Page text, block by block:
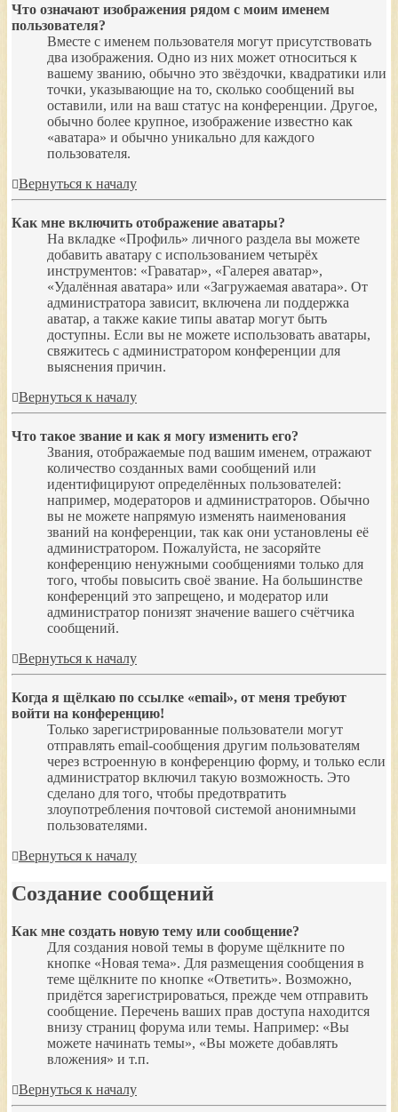
Что означают изображения рядом с моим именем
пользователя?
Вместе с именем пользователя могут присутствовать
два изображения. Одно из них может относиться к
вашему званию, обычно это звёздочки, квадратики или
точки, указывающие на то, сколько сообщений вы
оставили, или на ваш статус на конференции. Другое,
обычно более крупное, изображение известно как
«аватара» и обычно уникально для каждого
пользователя.
Вернуться к началу
Как мне включить отображение аватары?
На вкладке «Профиль» личного раздела вы можете
добавить аватару с использованием четырёх
инструментов: «Граватар», «Галерея аватар»,
«Удалённая аватара» или «Загружаемая аватара». От
администратора зависит, включена ли поддержка
аватар, а также какие типы аватар могут быть
доступны. Если вы не можете использовать аватары,
свяжитесь с администратором конференции для
выяснения причин.
Вернуться к началу
Что такое звание и как я могу изменить его?
Звания, отображаемые под вашим именем, отражают
количество созданных вами сообщений или
идентифицируют определённых пользователей:
например, модераторов и администраторов. Обычно
вы не можете напрямую изменять наименования
званий на конференции, так как они установлены её
администратором. Пожалуйста, не засоряйте
конференцию ненужными сообщениями только для
того, чтобы повысить своё звание. На большинстве
конференций это запрещено, и модератор или
администратор понизят значение вашего счётчика
сообщений.
Вернуться к началу
Когда я щёлкаю по ссылке «email», от меня требуют
войти на конференцию!
Только зарегистрированные пользователи могут
отправлять email-сообщения другим пользователям
через встроенную в конференцию форму, и только если
администратор включил такую возможность. Это
сделано для того, чтобы предотвратить
злоупотребления почтовой системой анонимными
пользователями.
Вернуться к началу
Создание сообщений
Как мне создать новую тему или сообщение?
Для создания новой темы в форуме щёлкните по
кнопке «Новая тема». Для размещения сообщения в
теме щёлкните по кнопке «Ответить». Возможно,
придётся зарегистрироваться, прежде чем отправить
сообщение. Перечень ваших прав доступа находится
внизу страниц форума или темы. Например: «Вы
можете начинать темы», «Вы можете добавлять
вложения» и т.п.
Вернуться к началу